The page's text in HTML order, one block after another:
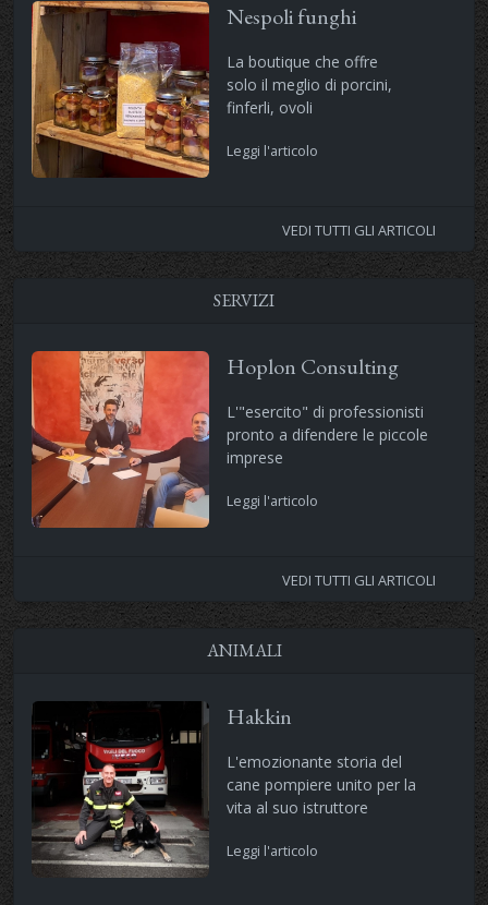
Nespoli funghi
La boutique che offre
solo il meglio di porcini,
finferli, ovoli
Leggi l'articolo
VEDI TUTTI GLI ARTICOLI
SERVIZI
Hoplon Consulting
L'"esercito" di professionisti
pronto a difendere le piccole
imprese
Leggi l'articolo
VEDI TUTTI GLI ARTICOLI
ANIMALI
Hakkin
L'emozionante storia del
cane pompiere unito per la
vita al suo istruttore
Leggi l'articolo